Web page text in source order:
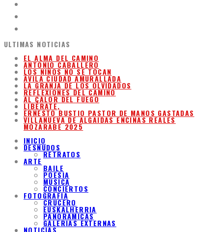
ULTIMAS NOTICIAS
EL ALMA DEL CAMINO
ANTONIO CABALLERO
LOS NIÑOS NO SE TOCAN
ÁVILA CIUDAD AMURALLADA
LA GRANJA DE LOS OLVIDADOS
REFLEXIONES DEL CAMINO
AL CALOR DEL FUEGO
LIBÉRATE,
ERNESTO BUSTIO PASTOR DE MANOS GASTADAS
VILLANUEVA DE ALGAIDAS ENCINAS REALES
MOZARABE 2025
INICIO
DESNUDOS
RETRATOS
ARTE
BAILE
POESIA
MUSICA
CONCIERTOS
FOTOGRAFIA
CRUCERO
EUSKALHERRIA
PANORAMICAS
GALERIAS EXTERNAS
NOTICIAS